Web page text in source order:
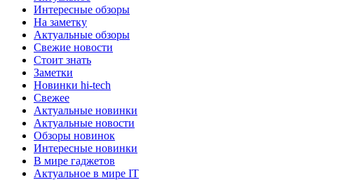
Интересные обзоры
На заметку
Актуальные обзоры
Свежие новости
Стоит знать
Заметки
Новинки hi-tech
Свежее
Актуальные новинки
Актуальные новости
Обзоры новинок
Интересные новинки
В мире гаджетов
Актуальное в мире IT